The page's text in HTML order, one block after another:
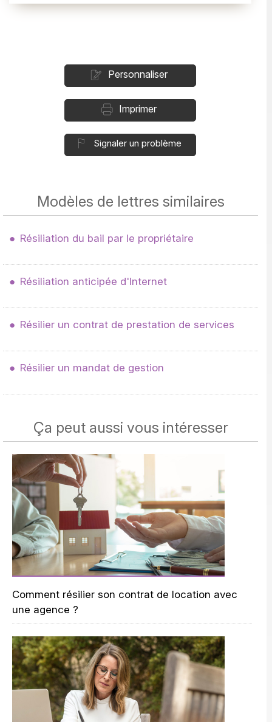
Personnaliser
Imprimer
Signaler un problème
Modèles de lettres similaires
Résiliation du bail par le propriétaire
Résiliation anticipée d'Internet
Résilier un contrat de prestation de services
Résilier un mandat de gestion
Ça peut aussi vous intéresser
Comment résilier son contrat de location avec
une agence ?